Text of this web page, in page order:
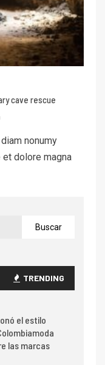
cave rescue
nonumy
dolore magna
TRENDING
el estilo
las marcas